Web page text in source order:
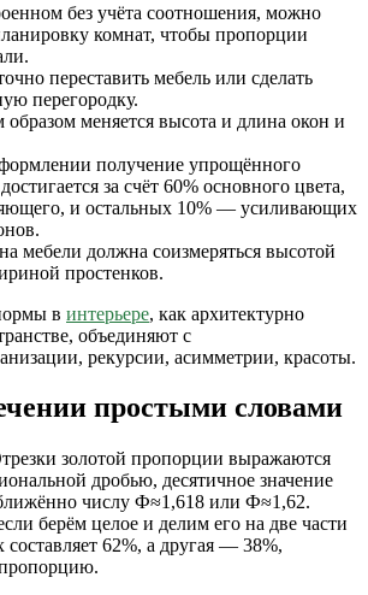
без учёта соотношения, можно
комнат, чтобы пропорции
переставить мебель или сделать
перегородку.
меняется высота и длина окон и
получение упрощённого
за счёт 60% основного цвета,
и остальных 10% — усиливающих
мебели должна соизмеряться высотой
простенков.
в интерьере, как архитектурно
объединяют с
рекурсии, асимметрии, красоты.
простыми словами
золотой пропорции выражаются
дробью, десятичное значение
числу Ф≈1,618 или Ф≈1,62.
берём целое и делим его на две части
составляет 62%, а другая — 38%,